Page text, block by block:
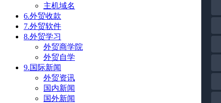
主机域名
6.外贸收款
7.外贸软件
8.外贸学习
外贸商学院
外贸自学
9.国际新闻
外贸资讯
国内新闻
国外新闻